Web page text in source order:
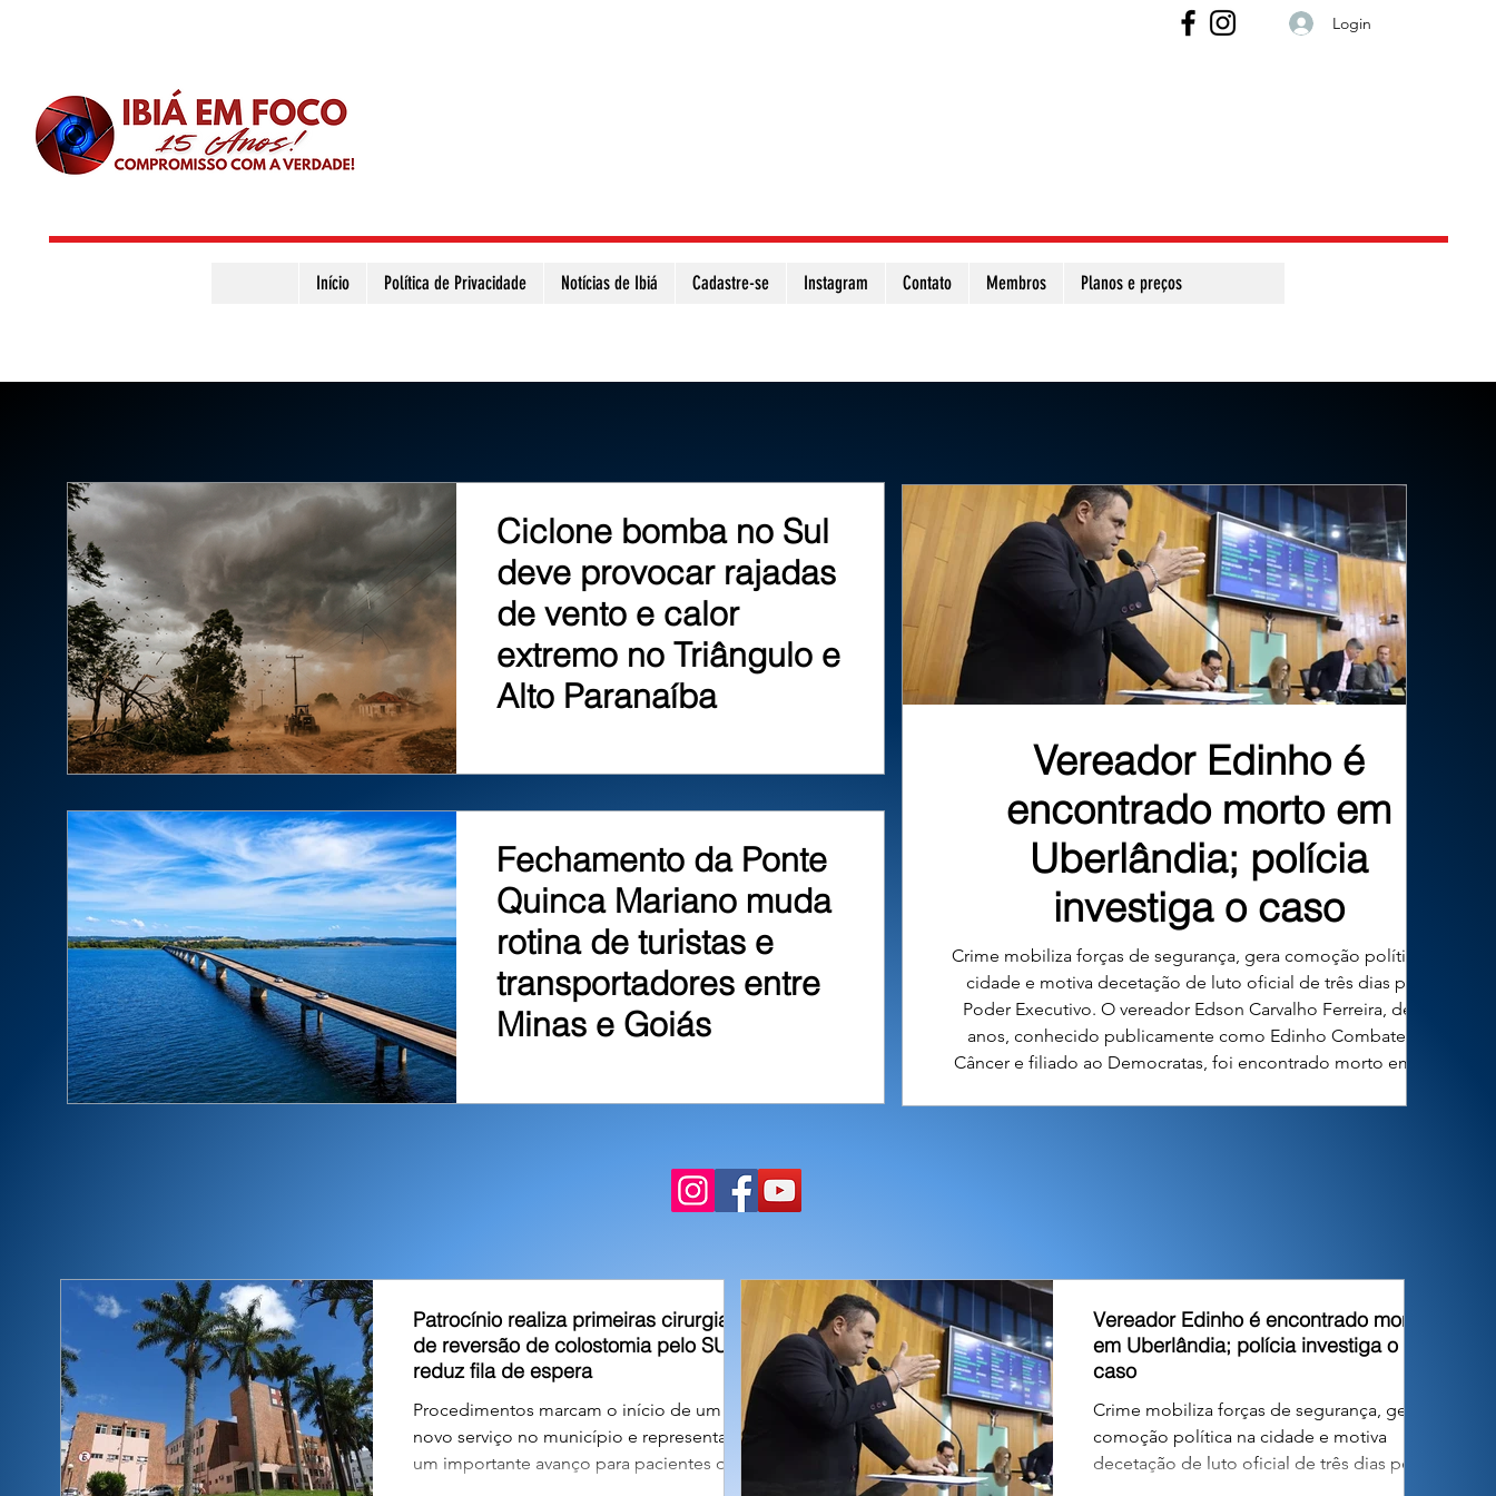
Login
Início Política de Privacidade Notícias de Ibiá Cadastre-se Instagram Contato Membros Planos e preços
Ciclone bomba no Sul
deve provocar rajadas
de vento e calor
extremo no Triângulo e
Alto Paranaíba
Fechamento da Ponte
Quinca Mariano muda
rotina de turistas e
transportadores entre
Minas e Goiás
Vereador Edinho é
encontrado morto em
Uberlândia; polícia
investiga o caso
Crime mobiliza forças de segurança, gera comoção política na
cidade e motiva decetação de luto oficial de três dias pelo
Poder Executivo. O vereador Edson Carvalho Ferreira, de 49
anos, conhecido publicamente como Edinho Combate ao
Câncer e filiado ao Democratas, foi encontrado morto em sua
Patrocínio realiza primeiras cirurgias
de reversão de colostomia pelo SUS e
reduz fila de espera
Procedimentos marcam o início de um
novo serviço no município e representam
um importante avanço para pacientes que
Vereador Edinho é encontrado morto
em Uberlândia; polícia investiga o
caso
Crime mobiliza forças de segurança, gera
comoção política na cidade e motiva
decetação de luto oficial de três dias pelo